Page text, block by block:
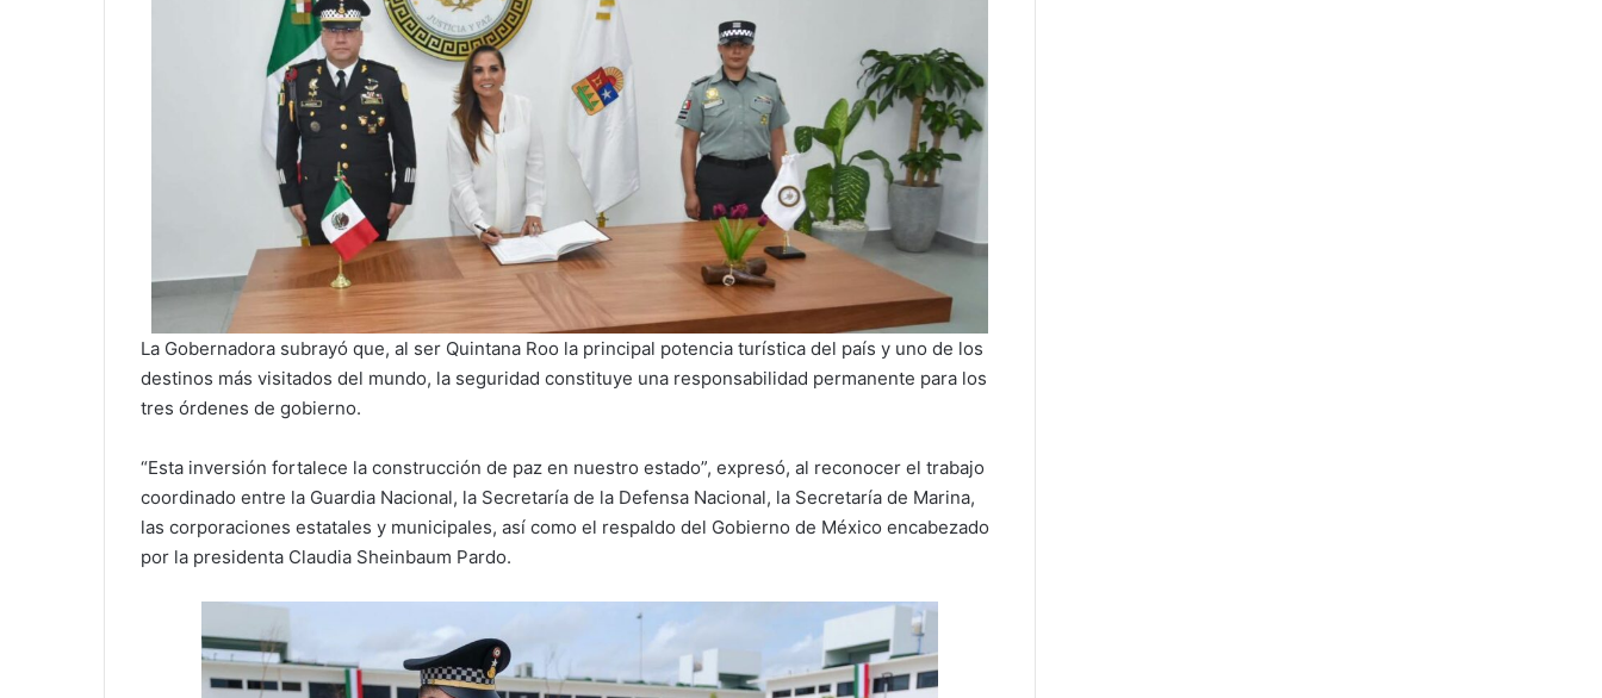
La Gobernadora subrayó que, al ser Quintana Roo la principal potencia turística del país y uno de los
destinos más visitados del mundo, la seguridad constituye una responsabilidad permanente para los
tres órdenes de gobierno.
“Esta inversión fortalece la construcción de paz en nuestro estado”, expresó, al reconocer el trabajo
coordinado entre la Guardia Nacional, la Secretaría de la Defensa Nacional, la Secretaría de Marina,
las corporaciones estatales y municipales, así como el respaldo del Gobierno de México encabezado
por la presidenta Claudia Sheinbaum Pardo.